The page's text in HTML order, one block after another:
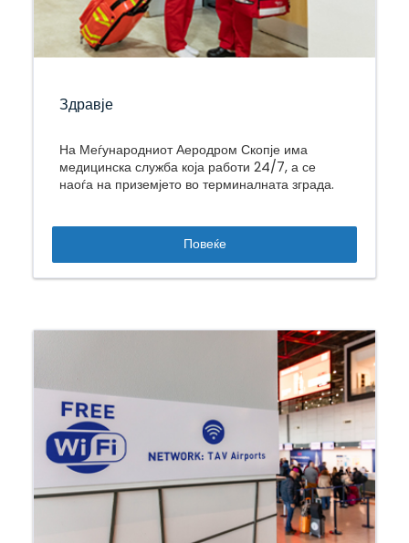
Здравје
На Меѓународниот Аеродром Скопје има
медицинска служба која работи 24/7, а се
наоѓа на приземјето во терминалната зграда.
Повеќе